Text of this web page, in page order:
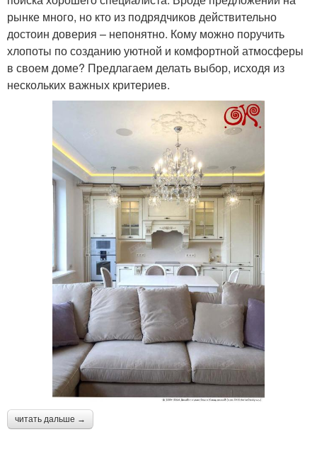
рынке много, но кто из подрядчиков действительно
достоин доверия – непонятно. Кому можно поручить
хлопоты по созданию уютной и комфортной атмосферы
в своем доме? Предлагаем делать выбор, исходя из
нескольких важных критериев.
читать дальше →